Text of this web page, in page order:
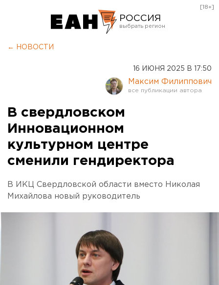
РОССИЯ
Оренбург
[18+]
← НОВОСТИ
16 ИЮНЯ 2025 В 17:50
Максим Филиппович
В свердловском
Инновационном
культурном центре
сменили гендиректора
В ИКЦ Свердловской области вместо Николая
Михайлова новый руководитель